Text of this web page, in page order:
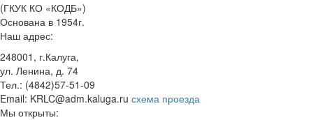
(ГКУК КО «КОДБ»)
Основана в 1954г.
Наш адрес:
248001, г.Калуга,
ул. Ленина, д. 74
Тел.: (4842)57-51-09
Email: KRLC@adm.kaluga.ru схема проезда
Мы открыты: